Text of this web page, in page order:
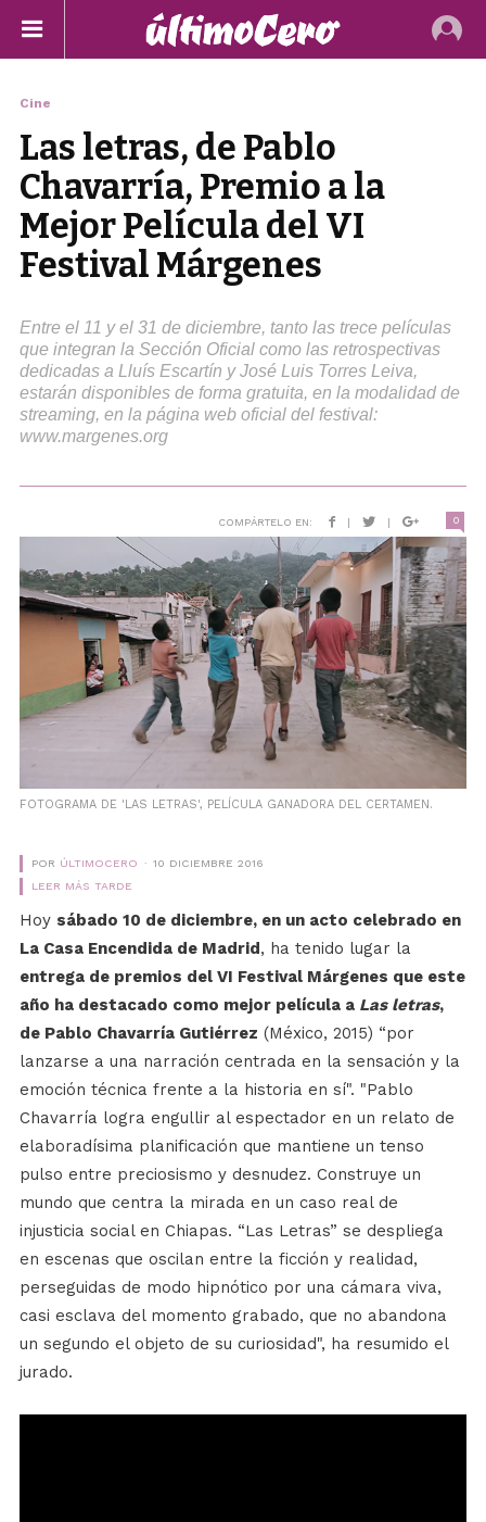
Cine
Las letras, de Pablo
Chavarría, Premio a la
Mejor Película del VI
Festival Márgenes
Entre el 11 y el 31 de diciembre, tanto las trece películas
que integran la Sección Oficial como las retrospectivas
dedicadas a Lluís Escartín y José Luis Torres Leiva,
estarán disponibles de forma gratuita, en la modalidad de
streaming, en la página web oficial del festival:
www.margenes.org
COMPÁRTELO EN: | | 0
FOTOGRAMA DE 'LAS LETRAS', PELÍCULA GANADORA DEL CERTAMEN.
POR ÚLTIMOCERO
10 DICIEMBRE 2016
LEER MÁS TARDE
Hoy sábado 10 de diciembre, en un acto celebrado en
La Casa Encendida de Madrid, ha tenido lugar la
entrega de premios del VI Festival Márgenes que este
año ha destacado como mejor película a Las letras,
de Pablo Chavarría Gutiérrez (México, 2015) “por
lanzarse a una narración centrada en la sensación y la
emoción técnica frente a la historia en sí". "Pablo
Chavarría logra engullir al espectador en un relato de
elaboradísima planificación que mantiene un tenso
pulso entre preciosismo y desnudez. Construye un
mundo que centra la mirada en un caso real de
injusticia social en Chiapas. “Las Letras” se despliega
en escenas que oscilan entre la ficción y realidad,
perseguidas de modo hipnótico por una cámara viva,
casi esclava del momento grabado, que no abandona
un segundo el objeto de su curiosidad", ha resumido el
jurado.